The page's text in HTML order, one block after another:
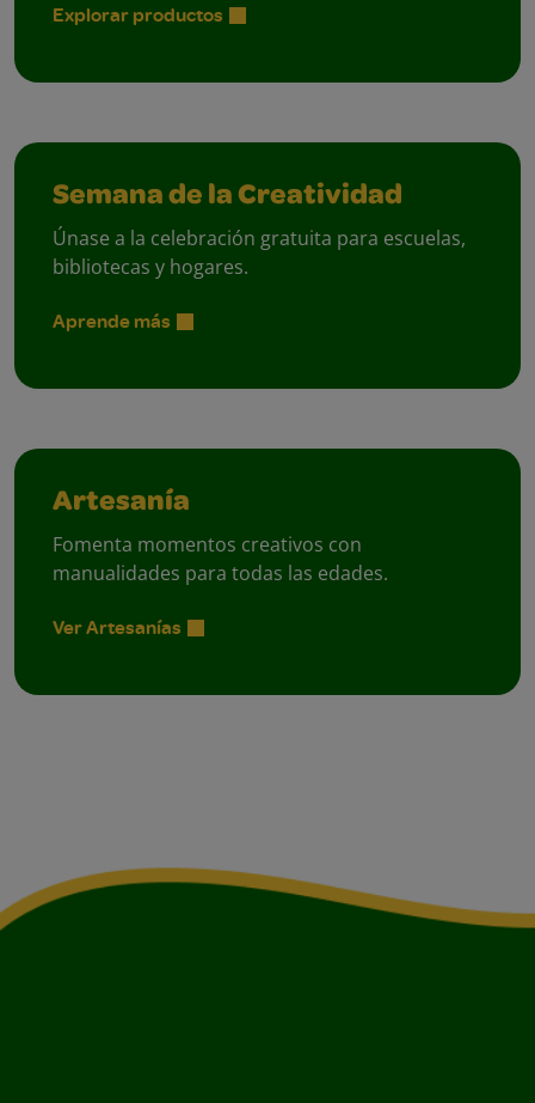
Explorar productos
Semana de la Creatividad
Únase a la celebración gratuita para escuelas,
bibliotecas y hogares.
Aprende más
Artesanía
Fomenta momentos creativos con
manualidades para todas las edades.
Ver Artesanías